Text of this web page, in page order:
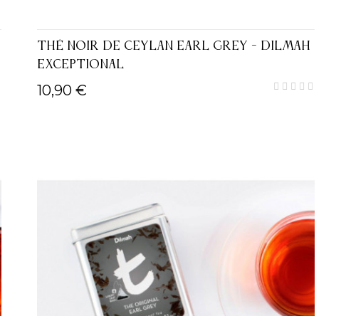
THÉ NOIR DE CEYLAN EARL GREY - DILMAH
EXCEPTIONAL
10,90 €